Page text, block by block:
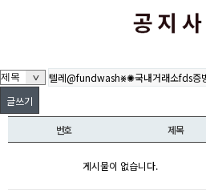
글쓰기
번호 제목
게시물이 없습니다.